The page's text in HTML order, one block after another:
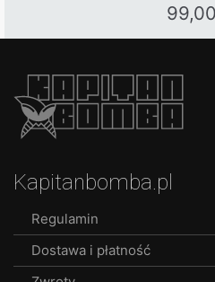
99,00
Kapitanbomba.pl
Regulamin
Dostawa i płatność